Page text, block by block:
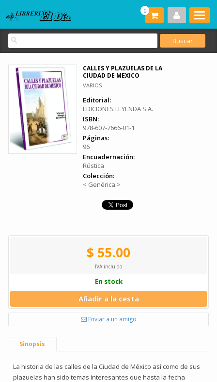
0
CALLES Y PLAZUELAS DE LA
CIUDAD DE MEXICO
VARIOS
Editorial:
EDICIONES LEYENDA S.A.
ISBN:
978-607-7666-01-1
Páginas:
96
Encuadernación:
Rústica
Colección:
< Genérica >
$ 55.00
IVA incluido
En stock
Añadir a la cesta
Enviar a un amigo
Sinopsis
La historia de las calles de la Ciudad de México así como de sus
plazuelas han sido temas interesantes que hasta la fecha